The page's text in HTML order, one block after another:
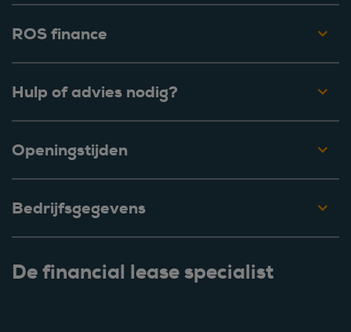
ROS finance
Hulp of advies nodig?
Openingstijden
Bedrijfsgegevens
De financial lease specialist